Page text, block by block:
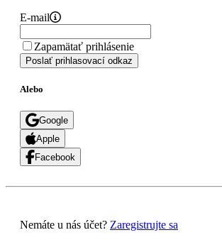
E-mail
Zapamätať prihlásenie
Poslať prihlasovací odkaz
Alebo
Google
Apple
Facebook
Nemáte u nás účet? Zaregistrujte sa